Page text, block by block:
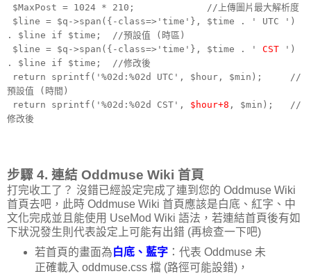
$MaxPost = 1024 * 210; //上傳圖片最大解析度
$line = $q->span({-class=>'time'}, $time . ' UTC ')
. $line if $time; //預設值 (時區)
$line = $q->span({-class=>'time'}, $time . ' CST ')
. $line if $time; //修改後
return sprintf('%02d:%02d UTC', $hour, $min); //
預設值 (時間)
return sprintf('%02d:%02d CST', $hour+8 , $min); //
修改後
步驟 4. 連結 Oddmuse Wiki 首頁
打完收工了？ 沒錯已經設定完成了連到您的 Oddmuse Wiki
首頁去吧，此時 Oddmuse Wiki 首頁應該是白底、紅字、中
文化完成並且能使用 UseMod Wiki 語法，若連結首頁後有如
下狀況發生則代表設定上可能有出錯 (再檢查一下吧)
若首頁的畫面為白底、藍字：代表 Oddmuse 未
正確載入 oddmuse.css 檔 (路徑可能設錯)，